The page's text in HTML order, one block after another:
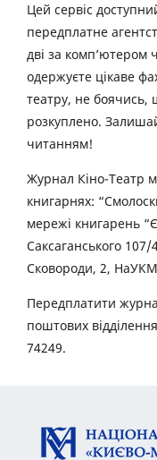
Цей сервіс
передплатне
дві за комп’ютером
одержуєте цікаве
театру, не
розкуплено.
читанням!
Журнал Кіно-Театр
книгарнях:
мережі книгарень
Саксаганського
Сковороди, 2,
Передплатити
поштових
74249.